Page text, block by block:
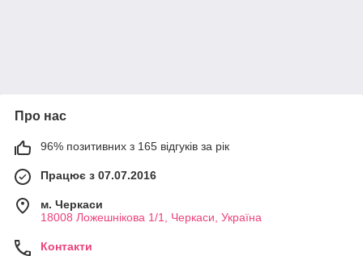
Про нас
96% позитивних з 165 відгуків за рік
Працює з 07.07.2016
м. Черкаси
18008 Ложешнікова 1/1, Черкаси, Україна
Контакти